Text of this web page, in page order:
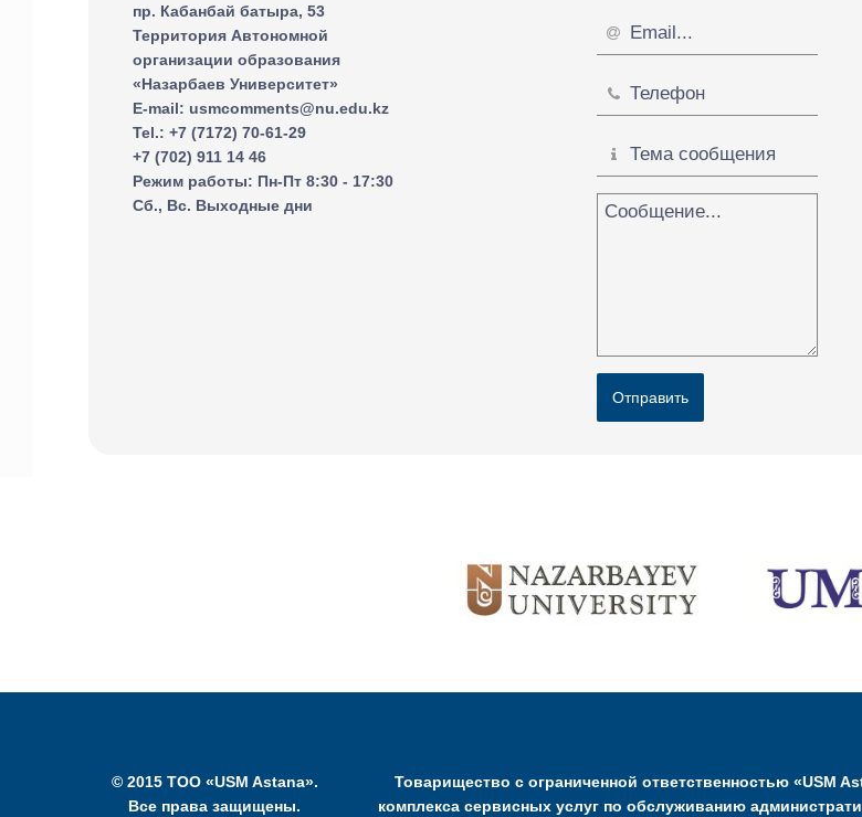
пр. Кабанбай батыра, 53
Территория Автономной
организации образования
«Назарбаев Университет»
E-mail: usmcomments@nu.edu.kz
Tel.: +7 (7172) 70-61-29
+7 (702) 911 14 46
Режим работы: Пн-Пт 8:30 - 17:30
Сб., Вс. Выходные дни
Отправить
© 2015 ТОО «USM Astana».
Все права защищены.
Товарищество с ограниченной ответственностью «USM
комплекса сервисных услуг по обслуживанию